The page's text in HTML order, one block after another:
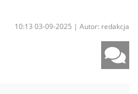
10:13 03-09-2025 | Autor: redakcja